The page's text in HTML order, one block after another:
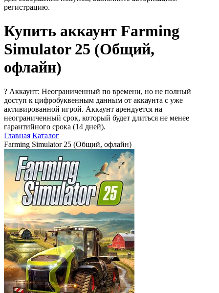
регистрацию.
Купить аккаунт Farming
Simulator 25 (Общий,
офлайн)
? Аккаунт: Неограниченный по времени, но не полный
доступ к цифробуквенным данным от аккаунта с уже
активированной игрой. Аккаунт арендуется на
неограниченный срок, который будет длиться не менее
гарантийного срока (14 дней).
Главная Каталог
Farming Simulator 25 (Общий, офлайн)